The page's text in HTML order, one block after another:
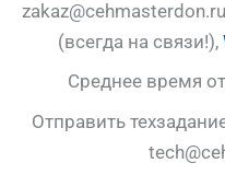
(всегда на связи!),
Среднее время
Отправить